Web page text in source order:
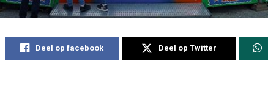
Deel op facebook Deel op Twitter